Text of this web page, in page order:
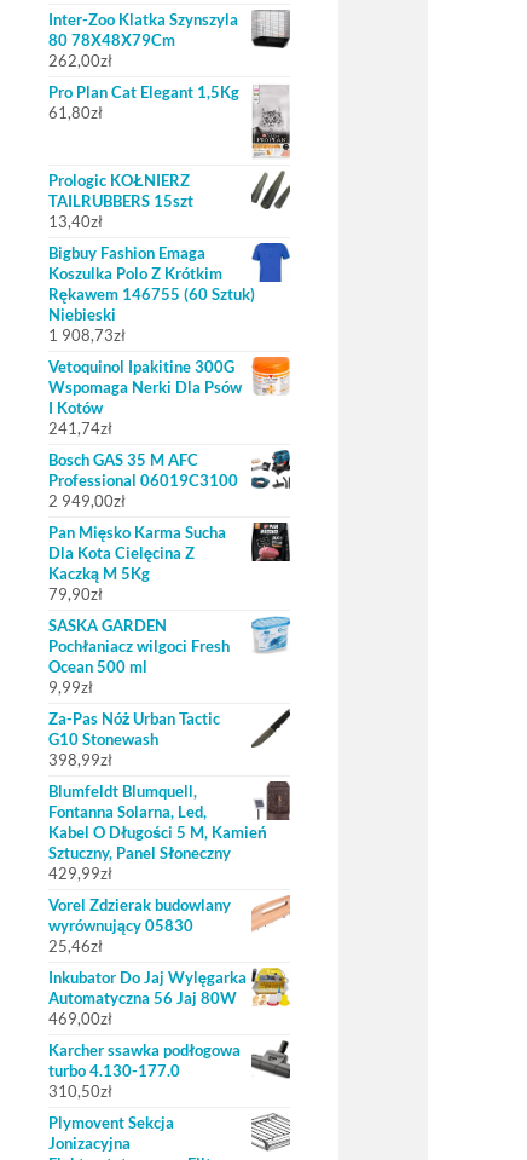
Inter-Zoo Klatka Szynszyla
80 78X48X79Cm
262,00zł
Pro Plan Cat Elegant 1,5Kg
61,80zł
Prologic KOŁNIERZ
TAILRUBBERS 15szt
13,40zł
Bigbuy Fashion Emaga
Koszulka Polo Z Krótkim
Rękawem 146755 (60 Sztuk)
Niebieski
1 908,73zł
Vetoquinol Ipakitine 300G
Wspomaga Nerki Dla Psów
I Kotów
241,74zł
Bosch GAS 35 M AFC
Professional 06019C3100
2 949,00zł
Pan Mięsko Karma Sucha
Dla Kota Cielęcina Z
Kaczką M 5Kg
79,90zł
SASKA GARDEN
Pochłaniacz wilgoci Fresh
Ocean 500 ml
9,99zł
Za-Pas Nóż Urban Tactic
G10 Stonewash
398,99zł
Blumfeldt Blumquell,
Fontanna Solarna, Led,
Kabel O Długości 5 M, Kamień
Sztuczny, Panel Słoneczny
429,99zł
Vorel Zdzierak budowlany
wyrównujący 05830
25,46zł
Inkubator Do Jaj Wylęgarka
Automatyczna 56 Jaj 80W
469,00zł
Karcher ssawka podłogowa
turbo 4.130-177.0
310,50zł
Plymovent Sekcja
Jonizacyjna